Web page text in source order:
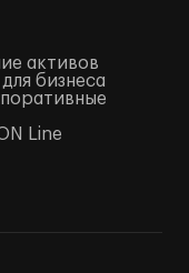
активов
бизнеса
Line